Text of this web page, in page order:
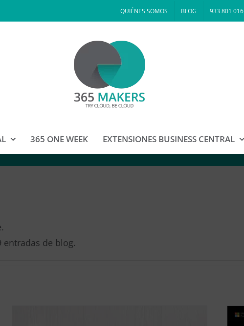
QUIÉNES SOMOS BLOG 933 801 016
365 ONE WEEK EXTENSIONES BUSINESS CENTRAL
entradas de blog.